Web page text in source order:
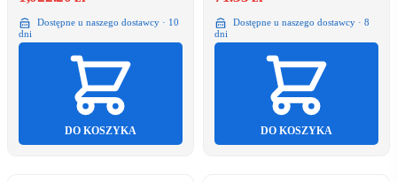
Dostępne u naszego dostawcy · 10
dni
DO KOSZYKA
Dostępne u naszego dostawcy · 8
dni
DO KOSZYKA